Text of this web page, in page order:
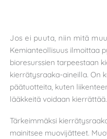
Jos ei puuta, niin mitä
Kemianteollisuus ilmoittaa
bioresurssien tarpeestaan
kierrätysraaka-aineilla. On
päätuotteita, kuten
lääkkeitä voidaan kierrättää.
Tärkeimmäksi
mainitsee muovijätteet.